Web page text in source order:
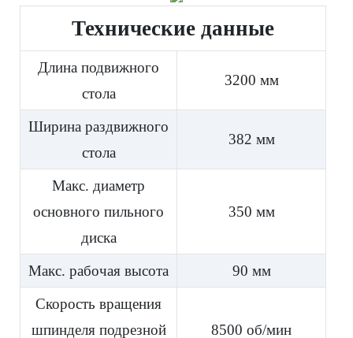
Технические данные
Длина подвижного
стола
3200 мм
Ширина раздвижного
стола
382 мм
Макс. диаметр
основного пильного
диска
350 мм
Макс. рабочая высота
90 мм
Скорость вращения
шпинделя подрезной
8500 об/мин